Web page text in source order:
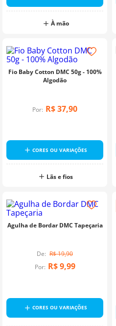
À mão
Fio Baby Cotton DMC 50g - 100%
Algodão
Por: R$37,90
CORES OU VARIAÇÕES
Lãs e fios
Agulha de Bordar DMC Tapeçaria
R$19,90
Por: R$ 9,99
CORES OU VARIAÇÕES